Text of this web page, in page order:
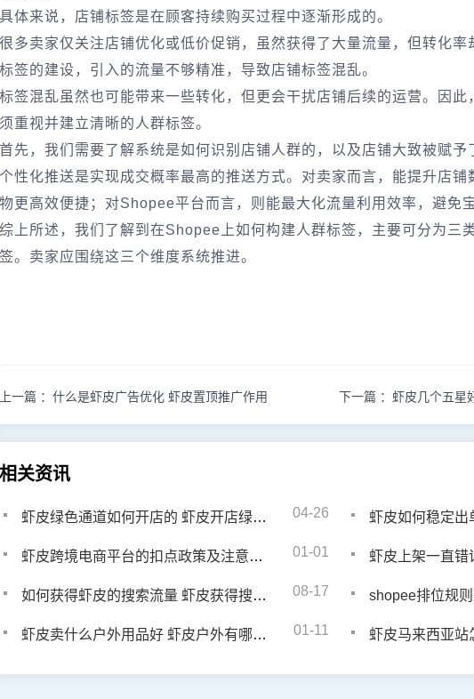
具体来说，店铺标签是在顾客持续购买过程中逐渐形成的。
很多卖家仅关注店铺优化或低价促销，虽然获得了大量流量，但转化
标签的建设，引入的流量不够精准，导致店铺标签混乱。
标签混乱虽然也可能带来一些转化，但更会干扰店铺后续的运营。因此
须重视并建立清晰的人群标签。
首先，我们需要了解系统是如何识别店铺人群的，以及店铺大致被赋予
个性化推送是实现成交概率最高的推送方式。对卖家而言，能提升店
物更高效便捷；对Shopee平台而言，则能最大化流量利用效率，避免
综上所述，我们了解到在Shopee上如何构建人群标签，主要可分为三
签。卖家应围绕这三个维度系统推进。
上一篇 ： 什么是虾皮广告优化 虾皮置顶推广作用 下一篇 ： 虾皮几个五星
相关资讯
虾皮绿色通道如何开店的 虾皮开店绿色通道材料有哪些 04-26 虾皮如何稳定出
虾皮跨境电商平台的扣点政策及注意事项 01-01 虾皮上架一直错误怎么回
如何获得虾皮的搜索流量 虾皮获得搜索流量方式 08-17 shopee排位规则
虾皮卖什么户外用品好 虾皮户外有哪些产品 01-11 虾皮马来西亚站怎么做